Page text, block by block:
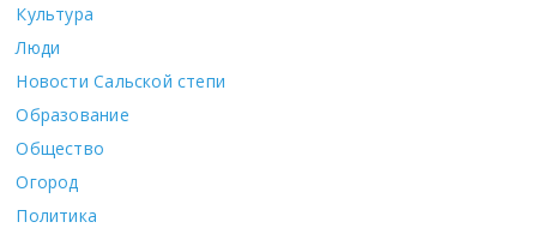
Культура
Люди
Новости Сальской степи
Образование
Общество
Огород
Политика